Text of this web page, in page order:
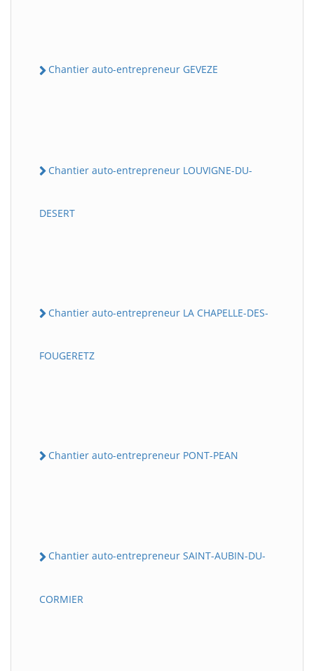
Chantier auto-entrepreneur GEVEZE
Chantier auto-entrepreneur LOUVIGNE-DU-
DESERT
Chantier auto-entrepreneur LA CHAPELLE-DES-
FOUGERETZ
Chantier auto-entrepreneur PONT-PEAN
Chantier auto-entrepreneur SAINT-AUBIN-DU-
CORMIER